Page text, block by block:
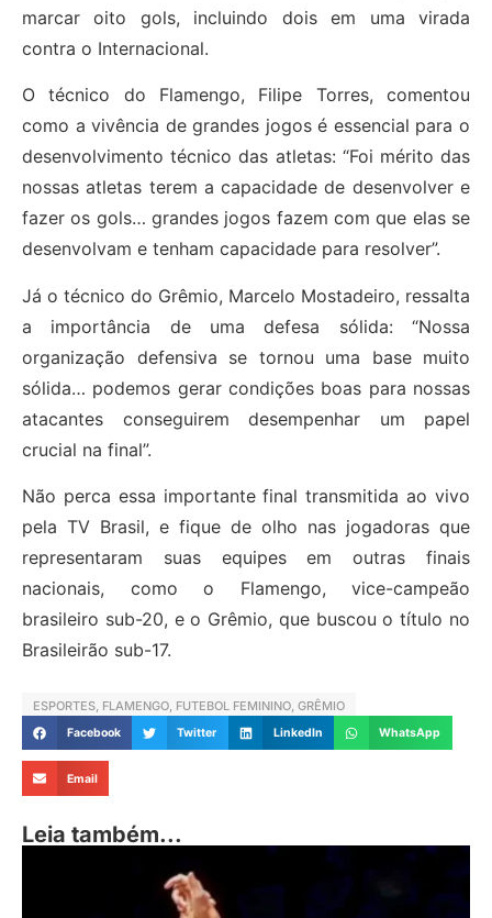
marcar oito gols, incluindo dois em uma virada
contra o Internacional.
O técnico do Flamengo, Filipe Torres, comentou
como a vivência de grandes jogos é essencial para o
desenvolvimento técnico das atletas: “Foi mérito das
nossas atletas terem a capacidade de desenvolver e
fazer os gols… grandes jogos fazem com que elas se
desenvolvam e tenham capacidade para resolver”.
Já o técnico do Grêmio, Marcelo Mostadeiro, ressalta
a importância de uma defesa sólida: “Nossa
organização defensiva se tornou uma base muito
sólida… podemos gerar condições boas para nossas
atacantes conseguirem desempenhar um papel
crucial na final”.
Não perca essa importante final transmitida ao vivo
pela TV Brasil, e fique de olho nas jogadoras que
representaram suas equipes em outras finais
nacionais, como o Flamengo, vice-campeão
brasileiro sub-20, e o Grêmio, que buscou o título no
Brasileirão sub-17.
ESPORTES, FLAMENGO, FUTEBOL FEMININO, GRÊMIO
Facebook Twitter LinkedIn WhatsApp
Email
Leia também...